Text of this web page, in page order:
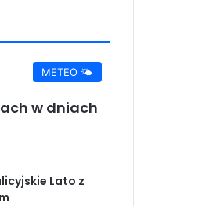
METEO 🌤️
w dniach
Lato z